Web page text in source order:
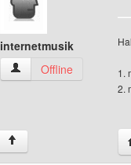
internetmusik
internetmusik
Offline
1.
2.
↑